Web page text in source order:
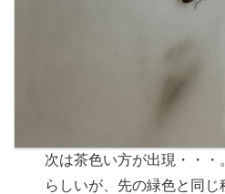
次は茶色い方が出現・・・
らしいが、先の緑色と同